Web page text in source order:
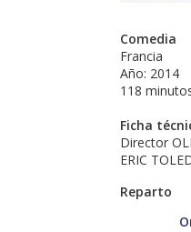
Comedia
Francia
Año: 2014
118
Ficha
Director
ERIC
Reparto